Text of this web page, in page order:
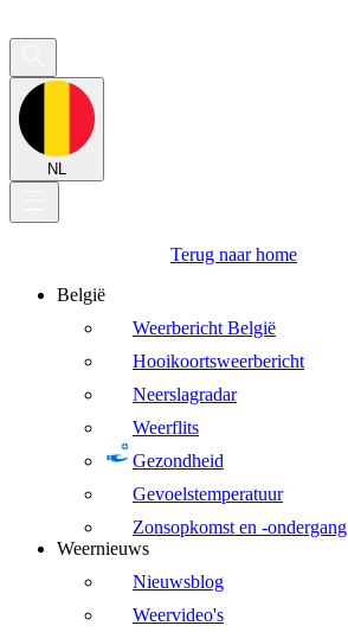
NL
Terug naar home
België
Weerbericht België
Hooikoortsweerbericht
Neerslagradar
Weerflits
Gezondheid
Gevoelstemperatuur
Zonsopkomst en -ondergang
Weernieuws
Nieuwsblog
Weervideo's